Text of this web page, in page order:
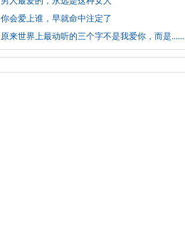
你会爱上谁，早就命中注定了
原来世界上最动听的三个字不是我爱你，而是......